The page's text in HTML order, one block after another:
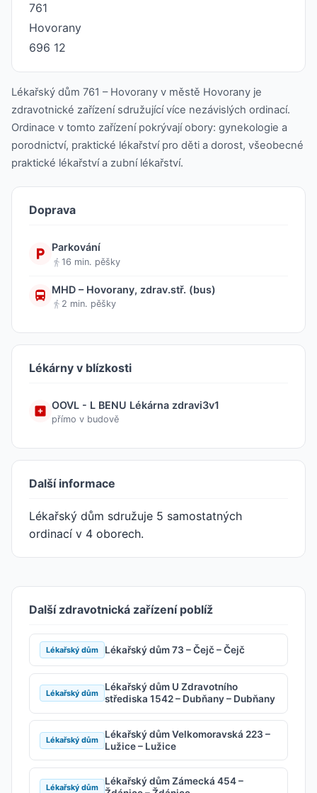
761
Hovorany
696 12
Lékařský dům 761 – Hovorany v městě Hovorany je
zdravotnické zařízení sdružující více nezávislých ordinací.
Ordinace v tomto zařízení pokrývají obory: gynekologie a
porodnictví, praktické lékařství pro děti a dorost, všeobecné
praktické lékařství a zubní lékařství.
Doprava
Parkování
16 min. pěšky
MHD – Hovorany, zdrav.stř. (bus)
2 min. pěšky
Lékárny v blízkosti
OOVL - L BENU Lékárna zdravi3v1
přímo v budově
Další informace
Lékařský dům sdružuje 5 samostatných
ordinací v 4 oborech.
Další zdravotnická zařízení poblíž
Lékařský dům Lékařský dům 73 – Čejč – Čejč
Lékařský dům
Lékařský dům U Zdravotního
střediska 1542 – Dubňany – Dubňany
Lékařský dům
Lékařský dům Velkomoravská 223 –
Lužice – Lužice
Lékařský dům
Lékařský dům Zámecká 454 –